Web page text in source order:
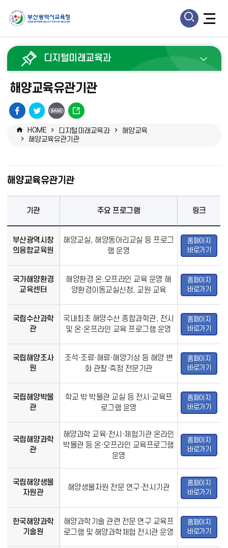
모
바
모
바
검
디지털미래교육과
해양교육유관기관
페
이
스
트
위
터
URL
복
사
HOME 디지털미래교육과
해양교육
해양교육유관기관
해양교육유관기관
체
:
관,
기관 주요 프로그램 링크
부산광역시창
의융합교육원
해양교실, 해양동아리교실 등 프로그
램 운영
홈페이지
바로가기
국가해양환경
교육센터
해양환경 온.오프라인 교육 운영 해
양환경이동교실신청, 교원 교육
홈페이지
바로가기
국립수산과학
관
국내최초 해양수산 종합과학관, 전시
및 온·온프라인 교육 프로그램 운영
홈페이지
바로가기
국립해양조사
원
조석·조류·해류·해양기상 등 해양 변
화 관찰·측정 전문기관
홈페이지
바로가기
국립해양박물
관
학교 밖 박물관 교실 등 전시·교육프
로그램 운영
홈페이지
바로가기
국립해양과학
관
해양과학 교육·전시·체험기관 온라인
박물관 등 온·오프라인 교육프로그램
운영
홈페이지
바로가기
국립해양생물
자원관
해양생물자원 전문 연구·전시기관
홈페이지
바로가기
한국해양과학
기술원
해양과학기술 관련 전문 연구 교육프
로그램 및 해양과학체험 전시관 운영
홈페이지
바로가기